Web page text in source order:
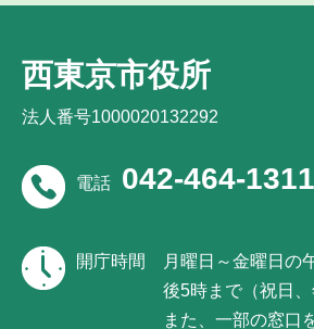
西東京市役所
法人番号1000020132292
電話 042-464-1311
開庁時間
月曜日～金曜日の
後5時まで（祝日、
また、一部の窓口